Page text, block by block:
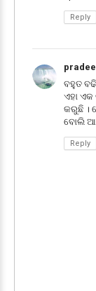
Reply
ବହୁତ
ଏହା ଏକ
କରୁଛି ।
ବୋଲି
Reply